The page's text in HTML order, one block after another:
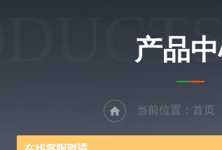
产品
当前位置： 首页